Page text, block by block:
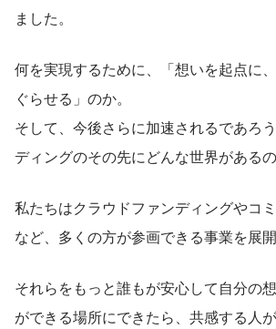
ました。
何を実現するために、「想いを起点に
ぐらせる」のか。
そして、今後さらに加速されるであろ
ディングのその先にどんな世界があるの
私たちはクラウドファンディングやコ
など、多くの方が参画できる事業を展開
それらをもっと誰もが安心して自分の
ができる場所にできたら、共感する人